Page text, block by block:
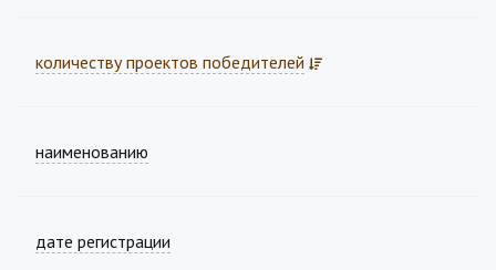
количеству проектов победителей
наименованию
дате регистрации